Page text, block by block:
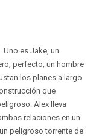
Uno es Jake, un
perfecto, un hombre
los planes a largo
que
Alex lleva
relaciones en un
peligroso torrente de